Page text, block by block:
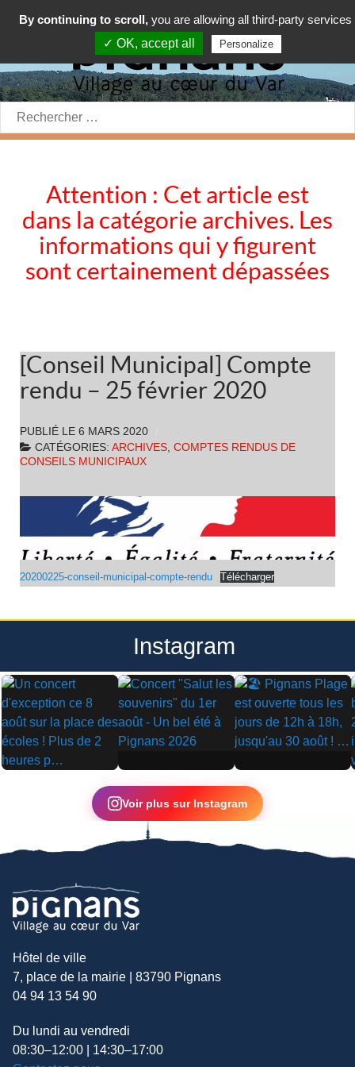
Rechercher:
Attention : Cet article est
dans la catégorie archives. Les
informations qui y figurent
sont certainement dépassées
[Conseil Municipal] Compte
rendu – 25 février 2020
PUBLIÉ LE 6 MARS 2020
CATÉGORIES: ARCHIVES, COMPTES RENDUS DE
CONSEILS MUNICIPAUX
20200225-conseil-municipal-compte-rendu Télécharger
Instagram
▶
▶ ▶
Voir plus sur Instagram
Hôtel de ville
7, place de la mairie | 83790 Pignans
04 94 13 54 90
Du lundi au vendredi
08:30–12:00 | 14:30–17:00
By continuing to scroll, you are allowing all third-party services
✓ OK, accept all
Personalize